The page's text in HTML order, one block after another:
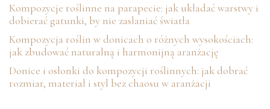
Kompozycje roślinne na parapecie: jak układać warstwy i
dobierać gatunki, by nie zasłaniać światła
Kompozycja roślin w donicach o różnych wysokościach:
jak zbudować naturalną i harmonijną aranżację
Donice i osłonki do kompozycji roślinnych: jak dobrać
rozmiar, materiał i styl bez chaosu w aranżacji